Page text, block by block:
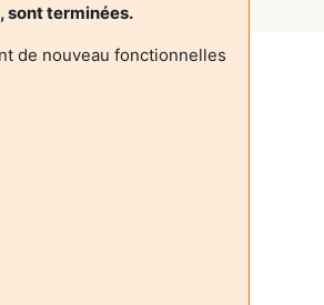
sont terminées.
de nouveau fonctionnelles